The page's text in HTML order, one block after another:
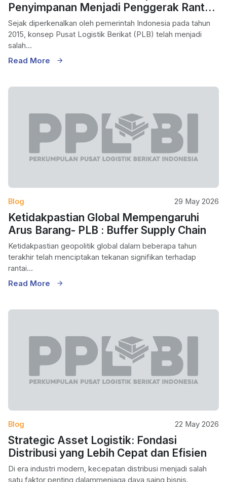
Penyimpanan Menjadi Penggerak Rantai
Pasok Nasional
Sejak diperkenalkan oleh pemerintah Indonesia pada tahun
2015, konsep Pusat Logistik Berikat (PLB) telah menjadi
salah...
Read More
Blog 29 May 2026
Ketidakpastian Global Mempengaruhi
Arus Barang- PLB : Buffer Supply Chain
Ketidakpastian geopolitik global dalam beberapa tahun
terakhir telah menciptakan tekanan signifikan terhadap
rantai...
Read More
Blog 22 May 2026
Strategic Asset Logistik: Fondasi
Distribusi yang Lebih Cepat dan Efisien
Di era industri modern, kecepatan distribusi menjadi salah